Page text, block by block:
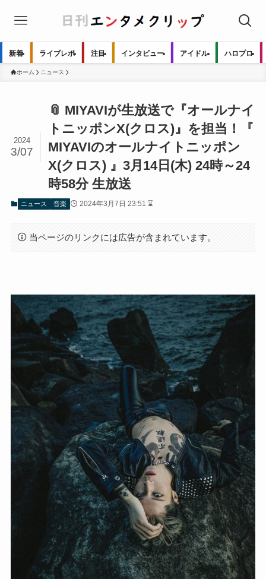
新着 ライブレポ 注目 インタビュー アイドル ハロプロ
ホーム ニュース
📎 MIYAVIが生放送で『オールナイ
トニッポンX(クロス)』を担当！『
MIYAVIのオールナイトニッポン
X(クロス) 』3月14日(木) 24時～24
時58分 生放送
2024
3/07
ニュース 音楽 2024年3月7日 23:51 ⌛
当ページのリンクには広告が含まれています。